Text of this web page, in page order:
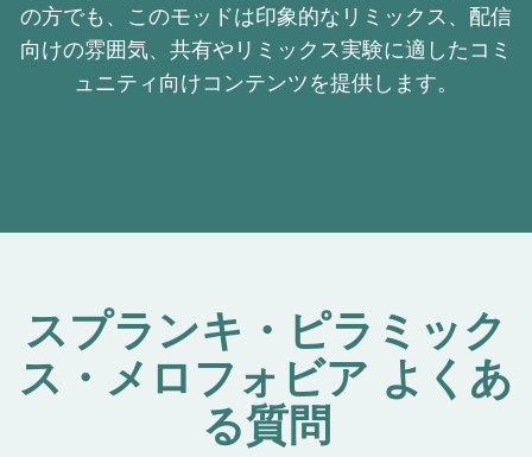
の方でも、このモッドは印象的なリミックス、配信
向けの雰囲気、共有やリミックス実験に適したコミ
ュニティ向けコンテンツを提供します。
スプランキ・ピラミック
ス・メロフォビア よくあ
る質問